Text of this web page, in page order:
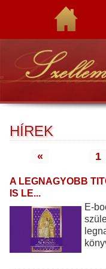
HÍREK
« 1
A LEGNAGYOBB
IS LE...
E-